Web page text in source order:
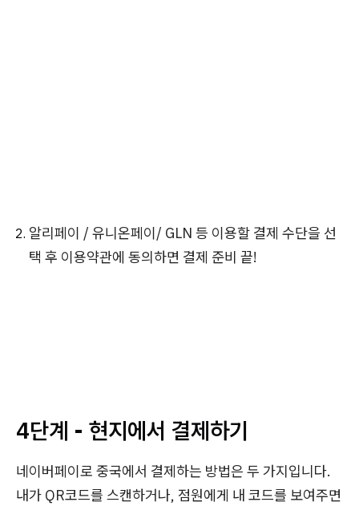
알리페이 / 유니온페이/ GLN 등 이용할 결제 수단을 선
택 후 이용약관에 동의하면 결제 준비 끝!
4단계 - 현지에서 결제하기
네이버페이로 중국에서 결제하는 방법은 두 가지입니다.
내가 QR코드를 스캔하거나, 점원에게 내 코드를 보여주면